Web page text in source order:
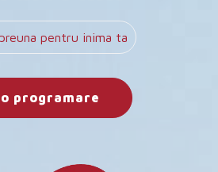
pentru inima ta
o programare